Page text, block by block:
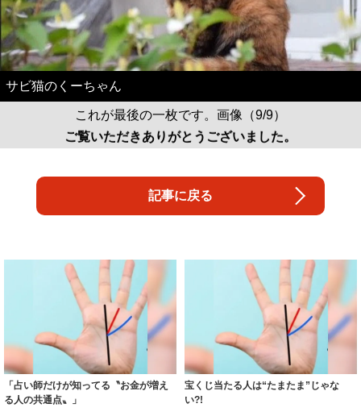
サビ猫のくーちゃん
これが最後の一枚です。画像（9/9）
ご覧いただきありがとうございました。
記事に戻る
「占い師だけが知ってる〝お金が増え
る人の共通点〟」
宝くじ当たる人は“たまたま”じゃな
い?!